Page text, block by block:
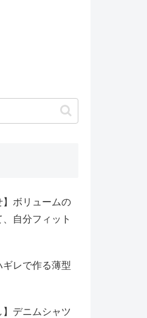
】ボリュームの
自分フィット
ギレで作る薄型
】デニムシャツ